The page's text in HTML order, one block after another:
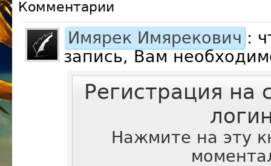
Комментарии
Имярек Имярекович :
запись, Вам
Регистрация на
Нажмите на эту